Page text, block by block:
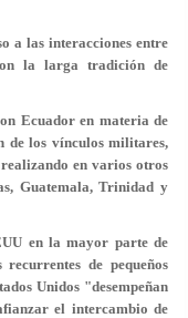
a las interacciones entre
la larga tradición de
Ecuador en materia de
de los vínculos militares,
en varios otros
Guatemala, Trinidad y
en la mayor parte de
de pequeños
Unidos "desempeñan
el intercambio de